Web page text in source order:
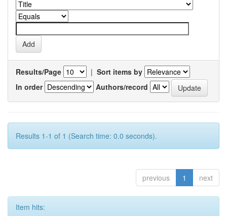
Results/Page | Sort items by
In order
Authors/record
Results 1-1 of 1 (Search time: 0.0 seconds).
previous 1 next
Item hits: